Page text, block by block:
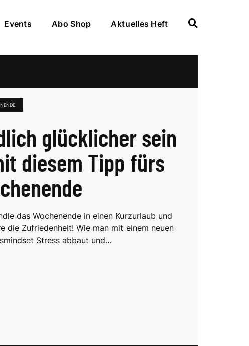
Events Abo Shop Aktuelles Heft
glücklicher sein
diesem Tipp fürs
das Wochenende in einen Kurzurlaub und
die Zufriedenheit! Wie man mit einem neuen
Stress abbaut und…